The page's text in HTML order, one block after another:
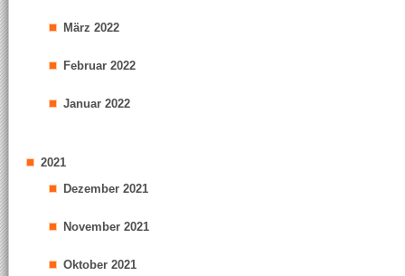
März 2022
Februar 2022
Januar 2022
2021
Dezember 2021
November 2021
Oktober 2021